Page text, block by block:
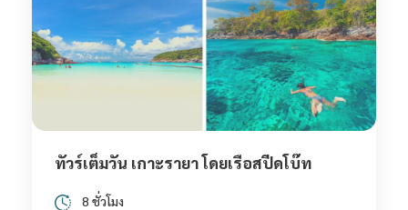
ทัวร์เต็มวัน เกาะรายา โดยเรือสปีดโบ๊ท
8 ชั่วโมง